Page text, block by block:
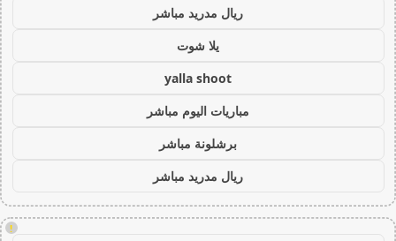
ريال مدريد مباشر
يلا شوت
yalla shoot
مباريات اليوم مباشر
برشلونة مباشر
ريال مدريد مباشر
!